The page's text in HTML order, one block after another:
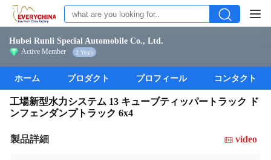
Hubei Runli Special Automobile Co., Ltd.
Active Member 2 Years
ホーム プロダクト プロフィール コンタクト
工場新型水力システム 13 キューブティッパートラック ド
ンフェンダンプトラック 6x4
製品詳細 video